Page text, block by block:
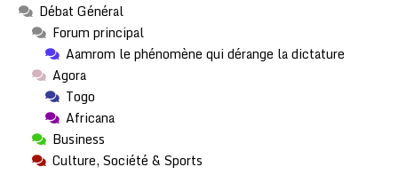
Débat Général
Forum principal
Aamrom le phénomène qui dérange la dictature
Agora
Togo
Africana
Business
Culture, Société & Sports